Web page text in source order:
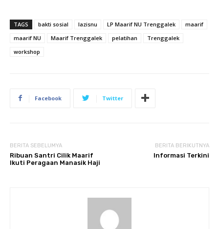
TAGS bakti sosial lazisnu LP Maarif NU Trenggalek
maarif
maarif NU
Maarif Trenggalek pelatihan
Trenggalek
workshop
Facebook Twitter
BERITA SEBELUMYA
Ribuan Santri Cilik Maarif
Ikuti Peragaan Manasik Haji
BERITA BERIKUTNYA
Informasi Terkini